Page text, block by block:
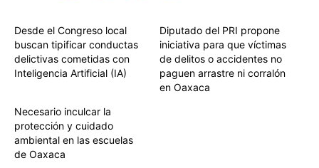
Desde el Congreso local
buscan tipificar conductas
delictivas cometidas con
Inteligencia Artificial (IA)
Diputado del PRI propone
iniciativa para que víctimas
de delitos o accidentes no
paguen arrastre ni corralón
en Oaxaca
Necesario inculcar la
protección y cuidado
ambiental en las escuelas
de Oaxaca